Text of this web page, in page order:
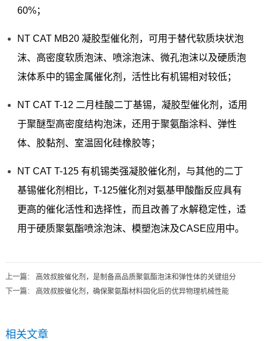
60%；
NT CAT MB20 凝胶型催化剂，可用于替代软质块状泡
沫、高密度软质泡沫、喷涂泡沫、微孔泡沫以及硬质泡
沫体系中的锡金属催化剂，活性比有机锡相对较低；
NT CAT T-12 二月桂酸二丁基锡，凝胶型催化剂，适用
于聚醚型高密度结构泡沫，还用于聚氨酯涂料、弹性
体、胶黏剂、室温固化硅橡胶等；
NT CAT T-125 有机锡类强凝胶催化剂，与其他的二丁
基锡催化剂相比，T-125催化剂对氨基甲酸酯反应具有
更高的催化活性和选择性，而且改善了水解稳定性，适
用于硬质聚氨酯喷涂泡沫、模塑泡沫及CASE应用中。
上一篇： 高效叔胺催化剂，是制备高品质聚氨酯泡沫和弹性体的关键组分
下一篇： 高效叔胺催化剂，确保聚氨酯材料固化后的优异物理机械性能
相关文章